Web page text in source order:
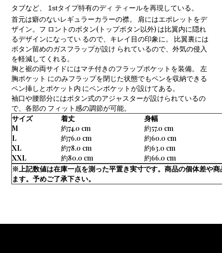
タブなど、 1stタイプ特有のディ ティールを再現している。
首元は癖のないレギュラーカラーの襟。 肩にはエポレットをデ
ザイン。フ ロントのボタン(トップボタン以外) は比翼内に隠れ
るデザインになってい るので、キレイ目の印象に。 比翼裏には
ボタン留めのガスフラップが設け られているので、外気の侵入
を軽減してくれる。
胸と裾の両サイドにはマチ付きのフラップポケットを装備。 左
胸ポケット にのみフラップを閉じた状態でもペンを収納できる
ペン挿しとポケット内 にペンポケットが設けてある。
袖口や腰部分にはボタン式のアジャスターが設けられているの
で、各部の フィット感の調節が可能。
サイズ
着丈
身幅
M
約74.0 cm
約57.0 cm
L
約76.0 cm
約60.0 cm
XL
約78.0 cm
約63.0 cm
XXL
約80.0 cm
約66.0 cm
※上記数値は在庫一点を測った平置き実寸です。商品の個体差や
ます。予めご了承下さい。